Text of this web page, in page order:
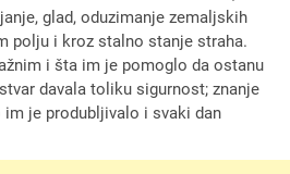
glad, oduzimanje zemaljskih
polju i kroz stalno stanje straha.
i šta im je pomoglo da ostanu
davala toliku sigurnost; znanje
je produbljivalo i svaki dan